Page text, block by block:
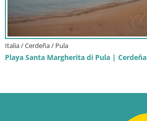
Italia / Cerdeña / Pula
Playa Santa Margherita di Pula | Cerdeña